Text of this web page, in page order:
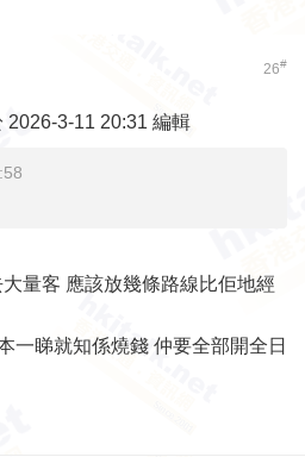
26#
2026-3-11 20:31 編輯
量客 應該放幾條路線比佢地經
一睇就知係燒錢 仲要全部開全日